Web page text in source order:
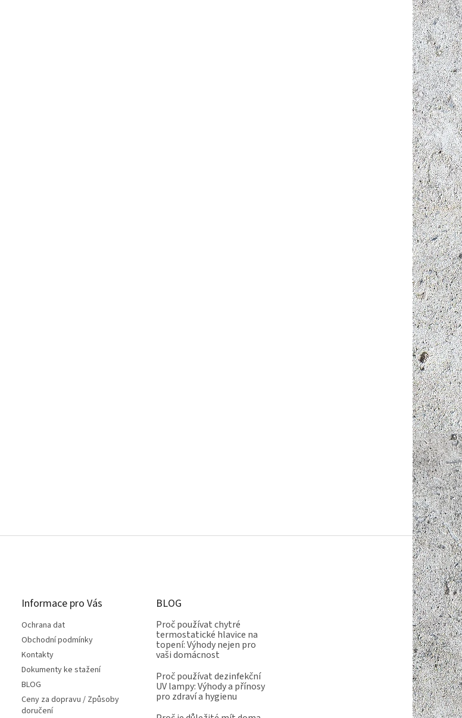
Informace pro Vás
Ochrana dat
Obchodní podmínky
Kontakty
Dokumenty ke stažení
BLOG
Ceny za dopravu / Způsoby
doručení
BLOG
Proč používat chytré
termostatické hlavice na
topení: Výhody nejen pro
vaši domácnost
Proč používat dezinfekční
UV lampy: Výhody a přínosy
pro zdraví a hygienu